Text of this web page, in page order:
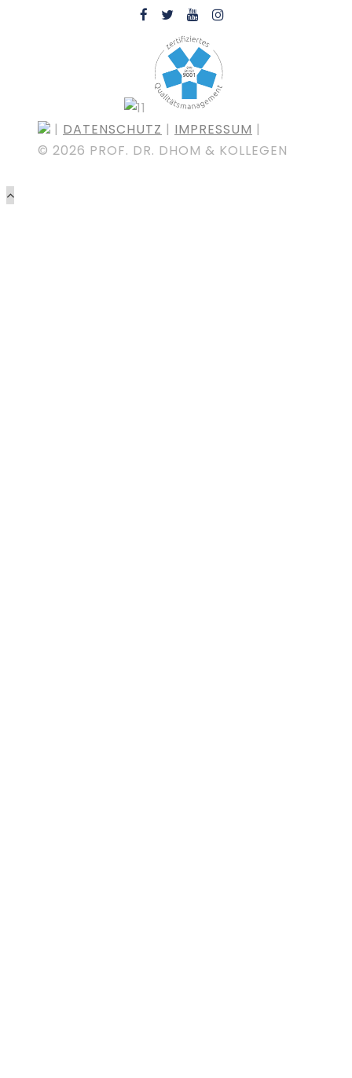
| DATENSCHUTZ | IMPRESSUM |
© 2026 PROF. DR. DHOM & KOLLEGEN